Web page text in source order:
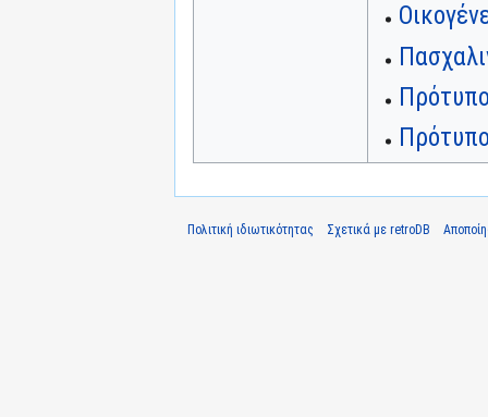
Πολιτική ιδιωτικότητας Σχετικά με retroDB